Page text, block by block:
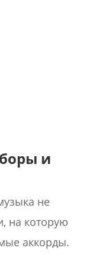
и
не
на которую
аккорды.